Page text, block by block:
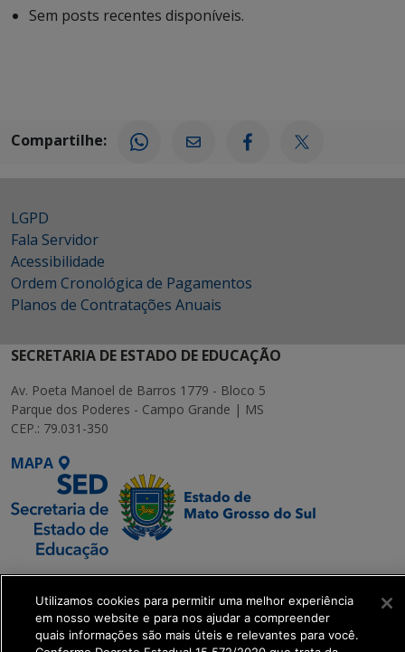
Sem posts recentes disponíveis.
Compartilhe:
LGPD
Fala Servidor
Acessibilidade
Ordem Cronológica de Pagamentos
Planos de Contratações Anuais
SECRETARIA DE ESTADO DE EDUCAÇÃO
Av. Poeta Manoel de Barros 1779 - Bloco 5
Parque dos Poderes - Campo Grande | MS
CEP.: 79.031-350
MAPA
SETDIG | Secretaria-
Executiva de
Transformação Digital
Utilizamos cookies para permitir uma melhor experiência
em nosso website e para nos ajudar a compreender
quais informações são mais úteis e relevantes para você.